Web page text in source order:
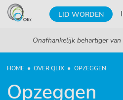
LID WORDEN
Onafhankelijk behartiger
HOME OVER QLIX OPZEGGEN
Opzeggen